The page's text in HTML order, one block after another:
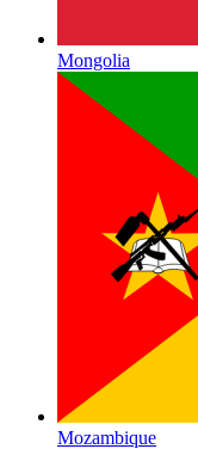
Mongolia
Mozambique